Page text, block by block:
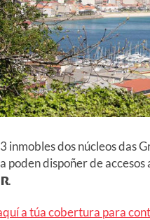
inmobles dos núcleos das
poden dispoñer de
R.
a túa cobertura para